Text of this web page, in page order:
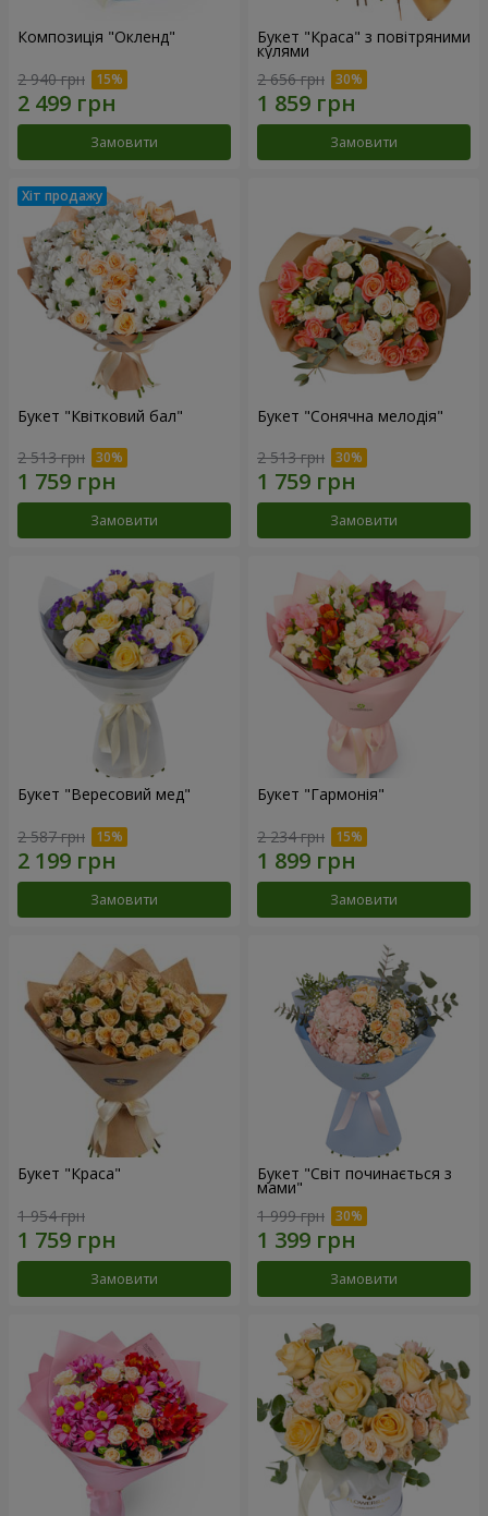
Композиція "Окленд"
2 940 грн
Замовити
Букет "Краса" з повітряними
кулями
2 656 грн
Замовити
Букет "Квітковий бал"
2 513 грн
Замовити
Букет "Сонячна мелодія"
2 513 грн
Замовити
Букет "Вересовий мед"
2 587 грн
Замовити
Букет "Гармонія"
2 234 грн
Замовити
Букет "Краса"
1 954 грн
Замовити
Букет "Світ починається з
мами"
1 999 грн
Замовити